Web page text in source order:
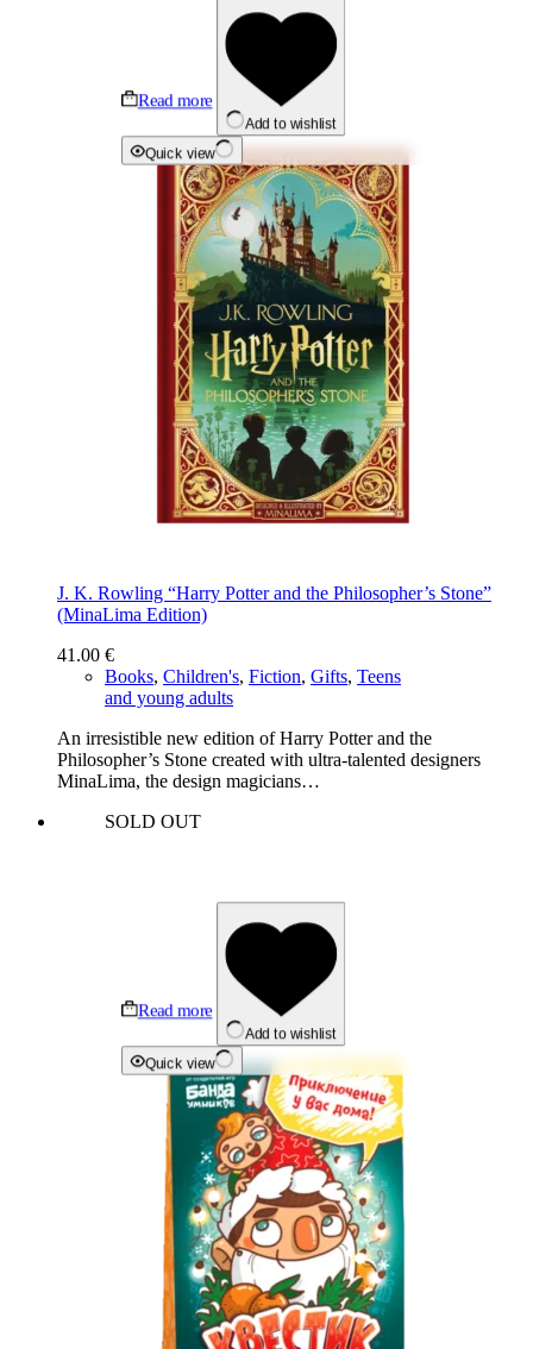
Read more
Add to wishlist
Quick view
J. K. Rowling “Harry Potter and the Philosopher’s Stone”
(MinaLima Edition)
41.00 €
Books, Children's, Fiction, Gifts, Teens
and young adults
An irresistible new edition of Harry Potter and the
Philosopher’s Stone created with ultra-talented designers
MinaLima, the design magicians…
SOLD OUT
Read more
Add to wishlist
Quick view